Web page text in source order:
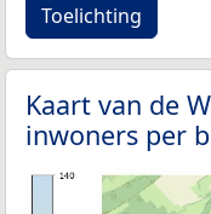
Toelichting
Kaart van de
inwoners per